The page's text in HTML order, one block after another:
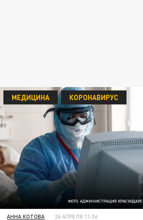
ФОТО: АДМИНИСТРАЦИЯ
МЕДИЦИНА КОРОНАВИРУС
АННА КОТОВА 26 АПРЕЛЯ 11:36